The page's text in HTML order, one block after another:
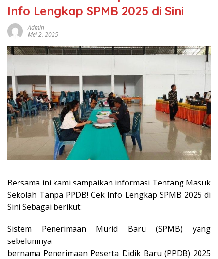
Info Lengkap SPMB 2025 di Sini
Admin
Mei 2, 2025
Bersama ini kami sampaikan informasi Tentang Masuk
Sekolah Tanpa PPDB! Cek Info Lengkap SPMB 2025 di
Sini Sebagai berikut:
Sistem Penerimaan Murid Baru (SPMB) yang
sebelumnya
bernama Penerimaan Peserta Didik Baru (PPDB) 2025